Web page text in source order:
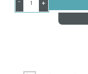
- +